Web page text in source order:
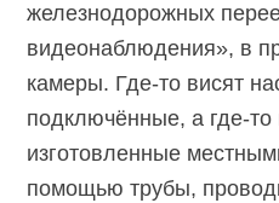
железнодорожных
видеонаблюдения», в
камеры. Где-то висят
подключённые, а где-то
изготовленные
помощью трубы,